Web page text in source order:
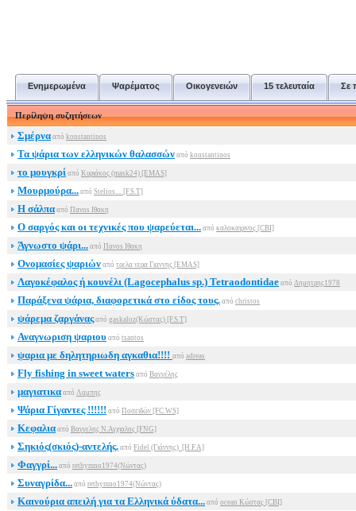
Ενημερωμένα Ψαρέματος Οικογενειών 15 τελευταία Σε
Περίληψη συζητήσεων
Σμέρνα από konstantinos
Τα ψάρια των ελληνικών θαλασσών από konstantinos
το μουγκρί από Κυριάκος (mask24) [ΕΜΑS]
Μουρμούρα... από Stelios.... [F.S.T]
Η σάλπα από Πανοs Ιθακη
Ο σαργός και οι τεχνικές που ψαρεύεται... από καλοκαιρινος [CBI]
Άγνωστο ψάρι... από Πανοs Ιθακη
Ονομασίες ψαριών από τρελα νερα Γιαννης [ΕΜΑS]
Λαγοκέφαλος ή κουνέλι (Lagocephalus sp.) Tetraοdontidae από Δημητρης1978
Παράξενα ψάρια, διαφορετικά στο είδος τους. από christos
ψάρεμα ζαργάναςαπό gaskaloz(Κώστας) [F.S.T]
Αναγνωριση ψαριου από tsantos
ψαρια με δηλητηριωδη αγκαθια!!!! από adreas
Fly fishing in sweet waters από Βαγγέλης
μαγιατικα από Λαμπης
Ψάρια Γίγαντες !!!!!! από Ποσειδών [FC.WS]
Κεφαλια από Βαγγελης Ν.Αγχιαλος [FNG]
Σηκιός(σκιός)-αντελής. από Fidel (Γιάννης) [H.F.A]
Φαγγρί... από rethymno1974(Νώντας)
Συναγρίδα... από rethymno1974(Νώντας)
Καινούρια απειλή για τα Ελληνικά ύδατα... από ocean Κώστας [CBI]